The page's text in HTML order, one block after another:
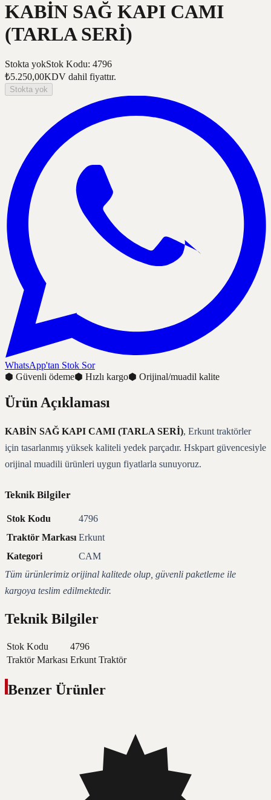
KABİN SAĞ KAPI CAMI
(TARLA SERİ)
Stokta yokStok Kodu: 4796
₺5.250,00KDV dahil fiyattır.
Stokta yok
WhatsApp'tan Stok Sor
⬢ Güvenli ödeme⬢ Hızlı kargo⬢ Orijinal/muadil kalite
Ürün Açıklaması
KABİN SAĞ KAPI CAMI (TARLA SERİ), Erkunt traktörler
için tasarlanmış yüksek kaliteli yedek parçadır. Hskpart güvencesiyle
orijinal muadili ürünleri uygun fiyatlarla sunuyoruz.
Teknik Bilgiler
Stok Kodu
4796
Traktör Markası Erkunt
Kategori
CAM
Tüm ürünlerimiz orijinal kalitede olup, güvenli paketleme ile
kargoya teslim edilmektedir.
Teknik Bilgiler
Stok Kodu
4796
Traktör Markası Erkunt Traktör
Benzer Ürünler